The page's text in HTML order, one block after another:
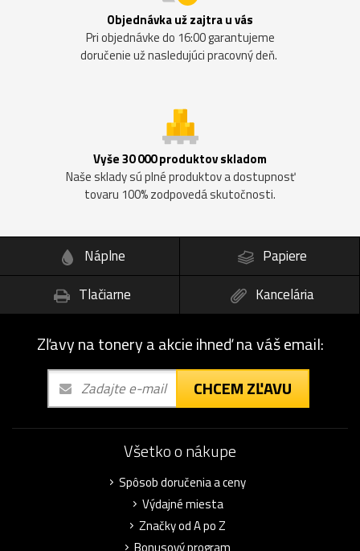
Objednávka už zajtra u vás
Pri objednávke do 16:00 garantujeme
doručenie už nasledujúci pracovný deň.
Vyše 30 000 produktov skladom
Naše sklady sú plné produktov a dostupnosť
tovaru 100% zodpovedá skutočnosti.
Náplne
Papiere
Tlačiarne
Kancelária
Zľavy na tonery a akcie ihneď na váš email:
CHCEM ZĽAVU
Všetko o nákupe
Spôsob doručenia a ceny
Výdajné miesta
Značky od A po Z
Bonusový program